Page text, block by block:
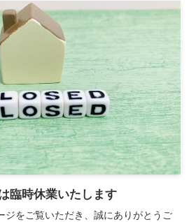
臨時休業いたします
ジをご覧いただき、誠にありがとうご